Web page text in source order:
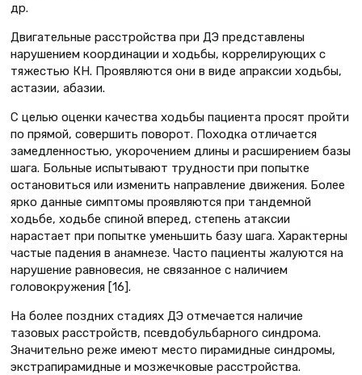
др.
Двигательные расстройства при ДЭ представлены
нарушением координации и ходьбы, коррелирующих с
тяжестью КН. Проявляются они в виде апраксии ходьбы,
астазии, абазии.
С целью оценки качества ходьбы пациента просят пройти
по прямой, совершить поворот. Походка отличается
замедленностью, укорочением длины и расширением базы
шага. Больные испытывают трудности при попытке
остановиться или изменить направление движения. Более
ярко данные симптомы проявляются при тандемной
ходьбе, ходьбе спиной вперед, степень атаксии
нарастает при попытке уменьшить базу шага. Характерны
частые падения в анамнезе. Часто пациенты жалуются на
нарушение равновесия, не связанное с наличием
головокружения [16].
На более поздних стадиях ДЭ отмечается наличие
тазовых расстройств, псевдобульбарного синдрома.
Значительно реже имеют место пирамидные синдромы,
экстрапирамидные и мозжечковые расстройства.